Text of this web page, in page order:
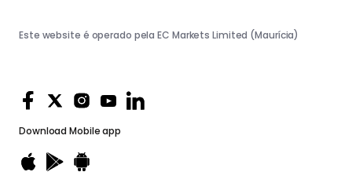
Download Mobile app
Este website é operado pela EC Markets Limited (Maurícia)